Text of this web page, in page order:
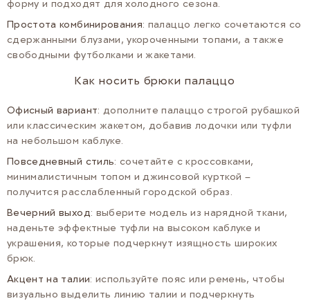
форму и подходят для холодного сезона.
Простота комбинирования: палаццо легко сочетаются со
сдержанными блузами, укороченными топами, а также
свободными футболками и жакетами.
Как носить брюки палаццо
Офисный вариант: дополните палаццо строгой рубашкой
или классическим жакетом, добавив лодочки или туфли
на небольшом каблуке.
Повседневный стиль: сочетайте с кроссовками,
минималистичным топом и джинсовой курткой –
получится расслабленный городской образ.
Вечерний выход: выберите модель из нарядной ткани,
наденьте эффектные туфли на высоком каблуке и
украшения, которые подчеркнут изящность широких
брюк.
Акцент на талии: используйте пояс или ремень, чтобы
визуально выделить линию талии и подчеркнуть